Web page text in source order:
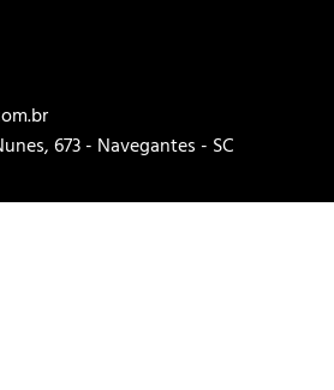
673 - Navegantes - SC